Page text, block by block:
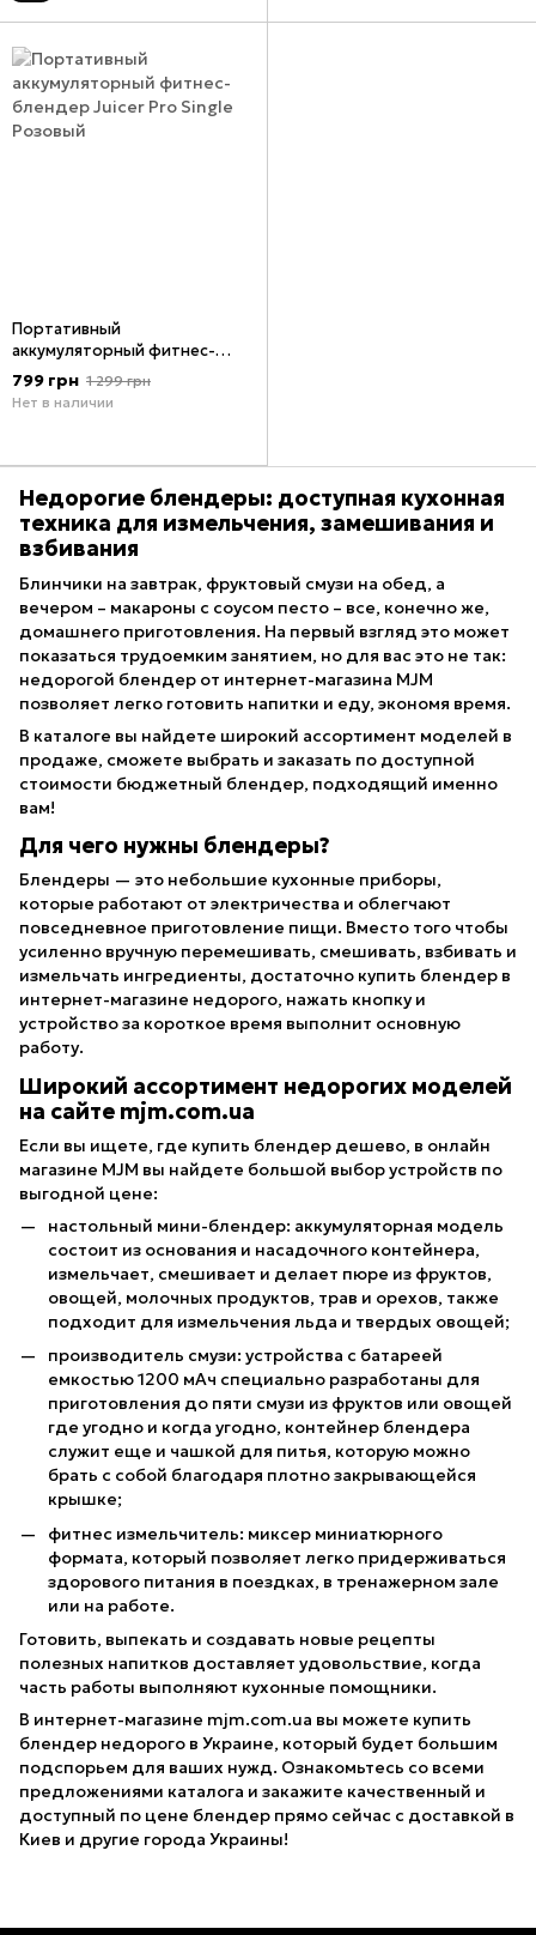
Портативный
аккумуляторный фитнес-
блендер Juicer Pro Single
Розовый
799 грн 1 299 грн
Нет в наличии
Недорогие блендеры: доступная кухонная
техника для измельчения, замешивания и
взбивания
Блинчики на завтрак, фруктовый смузи на обед, а
вечером – макароны с соусом песто – все, конечно же,
домашнего приготовления. На первый взгляд это может
показаться трудоемким занятием, но для вас это не так:
недорогой блендер от интернет-магазина MJM
позволяет легко готовить напитки и еду, экономя время.
В каталоге вы найдете широкий ассортимент моделей в
продаже, сможете выбрать и заказать по доступной
стоимости бюджетный блендер, подходящий именно
вам!
Для чего нужны блендеры?
Блендеры — это небольшие кухонные приборы,
которые работают от электричества и облегчают
повседневное приготовление пищи. Вместо того чтобы
усиленно вручную перемешивать, смешивать, взбивать и
измельчать ингредиенты, достаточно купить блендер в
интернет-магазине недорого, нажать кнопку и
устройство за короткое время выполнит основную
работу.
Широкий ассортимент недорогих моделей
на сайте mjm.com.ua
Если вы ищете, где купить блендер дешево, в онлайн
магазине MJM вы найдете большой выбор устройств по
выгодной цене:
настольный мини-блендер: аккумуляторная модель
состоит из основания и насадочного контейнера,
измельчает, смешивает и делает пюре из фруктов,
овощей, молочных продуктов, трав и орехов, также
подходит для измельчения льда и твердых овощей;
производитель смузи: устройства с батареей
емкостью 1200 мАч специально разработаны для
приготовления до пяти смузи из фруктов или овощей
где угодно и когда угодно, контейнер блендера
служит еще и чашкой для питья, которую можно
брать с собой благодаря плотно закрывающейся
крышке;
фитнес измельчитель: миксер миниатюрного
формата, который позволяет легко придерживаться
здорового питания в поездках, в тренажерном зале
или на работе.
Готовить, выпекать и создавать новые рецепты
полезных напитков доставляет удовольствие, когда
часть работы выполняют кухонные помощники.
В интернет-магазине mjm.com.ua вы можете купить
блендер недорого в Украине, который будет большим
подспорьем для ваших нужд. Ознакомьтесь со всеми
предложениями каталога и закажите качественный и
доступный по цене блендер прямо сейчас с доставкой в
Киев и другие города Украины!